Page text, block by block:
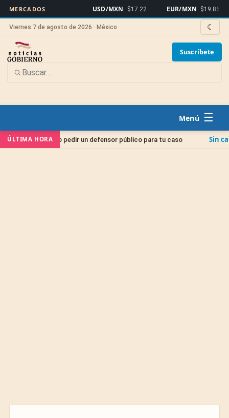
MERCADOS USD/MXN $17.22 EUR/MXN $19.86
Viernes 7 de agosto de 2026 · México ☾
Suscríbete
☰
ÚLTIMA HORA
cómo pedir un defensor público para tu caso Sin categoría